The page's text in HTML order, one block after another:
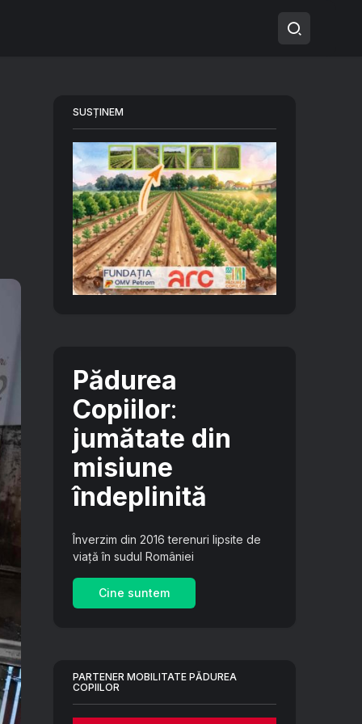
SUSȚINEM
Pădurea
Copiilor:
jumătate din
misiune
îndeplinită
Înverzim din 2016 terenuri lipsite de
viață în sudul României
Cine suntem
PARTENER MOBILITATE PĂDUREA
COPIILOR